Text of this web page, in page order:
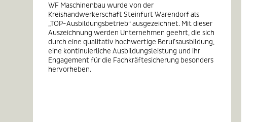
WF Maschinenbau wurde von der
Kreishandwerkerschaft Steinfurt Warendorf als
„TOP-Ausbildungsbetrieb“ ausgezeichnet. Mit dieser
Auszeichnung werden Unternehmen geehrt, die sich
durch eine qualitativ hochwertige Berufsausbildung,
eine kontinuierliche Ausbildungsleistung und ihr
Engagement für die Fachkräftesicherung besonders
hervorheben.